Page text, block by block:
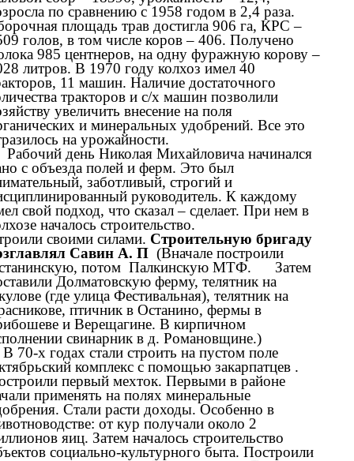
по сравнению с 1958 годом в 2,4 раза.
площадь трав достигла 906 га, КРС –
голов, в том числе коров – 406. Получено
985 центнеров, на одну фуражную корову –
литров. В 1970 году колхоз имел 40
11 машин. Наличие достаточного
тракторов и с/х машин позволили
увеличить внесение на поля
и минеральных удобрений. Все это
на урожайности.
день Николая Михайловича начинался
с объезда полей и ферм. Это был
заботливый, строгий и
руководитель. К каждому
свой подход, что сказал – сделает. При нем в
началось строительство.
своими силами. Строительную бригаду
Савин А. П (Вначале построили
потом Палкинскую МТФ. Затем
Долматовскую ферму, телятник на
(где улица Фестивальная), телятник на
птичник в Останино, фермы в
и Верещагине. В кирпичном
свинарник в д. Романовщине.)
70-х годах стали строить на пустом поле
комплекс с помощью закарпатцев .
первый мехток. Первыми в районе
применять на полях минеральные
Стали расти доходы. Особенно в
от кур получали около 2
яиц. Затем началось строительство
социально-культурного быта. Построили